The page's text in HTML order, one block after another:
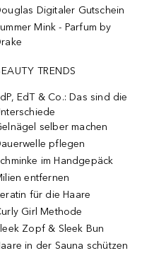
Digitaler Gutschein
Mink - Parfum by
TRENDS
EdT & Co.: Das sind die
selber machen
pflegen
im Handgepäck
entfernen
für die Haare
Girl Methode
Zopf & Sleek Bun
in der Sauna schützen